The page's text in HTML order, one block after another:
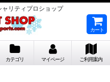
リティプロショップ
カート
カテゴリ マイページ ご利用案内